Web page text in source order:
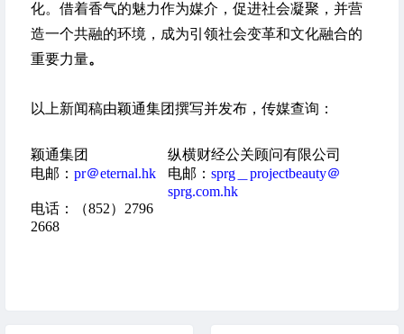
化。借着香气的魅力作为媒介，促进社会凝聚，并营
造一个共融的环境，成为引领社会变革和文化融合的
重要力量。
以上新闻稿由颖通集团撰写并发布，传媒查询：
颖通集团
纵横财经公关顾问有限公司
电邮： pr＠eternal.hk 电邮： sprg＿projectbeauty＠
sprg.com.hk
电话：（852）2796
2668